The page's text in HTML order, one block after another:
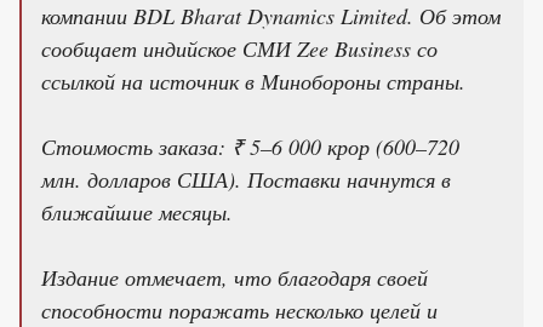
компании BDL Bharat Dynamics Limited. Об этом
сообщает индийское СМИ Zee Business со
ссылкой на источник в Минобороны страны.
Стоимость заказа: ₹ 5–6 000 крор (600–720
млн. долларов США). Поставки начнутся в
ближайшие месяцы.
Издание отмечает, что благодаря своей
способности поражать несколько целей и